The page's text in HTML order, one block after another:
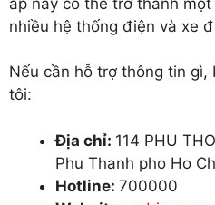
nhiều hệ thống điện và xe
Nếu cần hỗ trợ thông tin gì,
tôi:
Địa chỉ: 114 PHU
Phu Thanh pho Ho
Hotline: 700000